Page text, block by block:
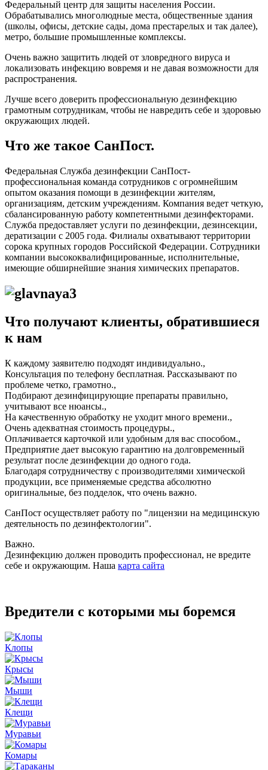
Федеральный центр для защиты населения России.
Обрабатывались многолюдные места, общественные здания
(школы, офисы, детские сады, дома престарелых и так далее),
метро, большие промышленные комплексы.
Очень важно защитить людей от зловредного вируса и
локализовать инфекцию вовремя и не давая возможности для
распространения.
Лучше всего доверить профессиональную дезинфекцию
грамотным сотрудникам, чтобы не навредить себе и здоровью
окружающих людей.
Что же такое СанПост.
Федеральная Служба дезинфекции СанПост-
профессиональная команда сотрудников с огромнейшим
опытом оказания помощи в дезинфекции жителям,
организациям, детским учреждениям. Компания ведет четкую,
сбалансированную работу компетентными дезинфекторами.
Служба предоставляет услуги по дезинфекции, дезинсекции,
дератизации с 2005 года. Филиалы охватывают территории
сорока крупных городов Российской Федерации. Сотрудники
компании высококвалифицированные, исполнительные,
имеющие обширнейшие знания химических препаратов.
Что получают клиенты, обратившиеся
к нам
К каждому заявителю подходят индивидуально.,
Консультация по телефону бесплатная. Рассказывают по
проблеме четко, грамотно.,
Подбирают дезинфицирующие препараты правильно,
учитывают все нюансы.,
На качественную обработку не уходит много времени.,
Очень адекватная стоимость процедуры.,
Оплачивается карточкой или удобным для вас способом.,
Предприятие дает высокую гарантию на долговременный
результат после дезинфекции до одного года.
Благодаря сотрудничеству с производителями химической
продукции, все применяемые средства абсолютно
оригинальные, без подделок, что очень важно.
СанПост осуществляет работу по "лицензии на медицинскую
деятельность по дезинфектологии".
Важно.
Дезинфекцию должен проводить профессионал, не вредите
себе и окружающим. Наша карта сайта
Вредители с которыми мы боремся
Клопы
Крысы
Мыши
Клещи
Муравьи
Комары